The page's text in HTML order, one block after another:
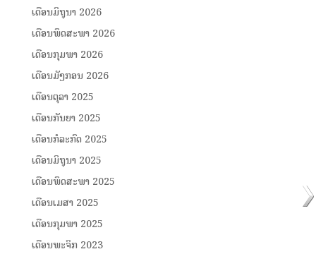
ເດືອນມິຖຸນາ 2026
ເດືອນພຶດສະພາ 2026
ເດືອນກຸມພາ 2026
ເດືອນມັງກອນ 2026
ເດືອນຕຸລາ 2025
ເດືອນກັນຍາ 2025
ເດືອນກໍລະກົດ 2025
ເດືອນມິຖຸນາ 2025
ເດືອນພຶດສະພາ 2025
ເດືອນເມສາ 2025
ເດືອນກຸມພາ 2025
ເດືອນພະຈິກ 2023